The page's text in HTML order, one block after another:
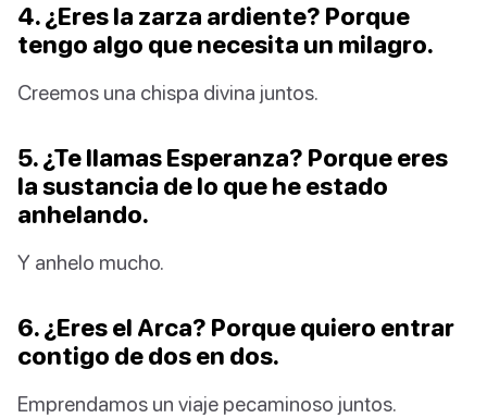
4. ¿Eres la zarza ardiente? Porque
tengo algo que necesita un milagro.
Creemos una chispa divina juntos.
5. ¿Te llamas Esperanza? Porque eres
la sustancia de lo que he estado
anhelando.
Y anhelo mucho.
6. ¿Eres el Arca? Porque quiero entrar
contigo de dos en dos.
Emprendamos un viaje pecaminoso juntos.